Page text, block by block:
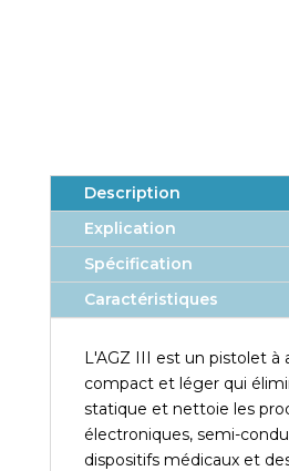
Description
Explication
Spécification
Caractéristiques
L'AGZ III est un pistolet à
compact et léger qui
statique et nettoie les
électroniques, semi-
dispositifs médicaux et